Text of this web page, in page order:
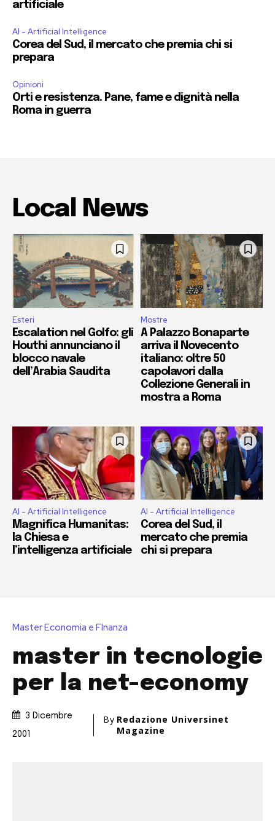
artificiale
AI - Artificial Intelligence
Corea del Sud, il mercato che premia chi si
prepara
Opinioni
Orti e resistenza. Pane, fame e dignità nella
Roma in guerra
Local News
Esteri
Escalation nel Golfo: gli
Houthi annunciano il
blocco navale
dell’Arabia Saudita
Mostre
A Palazzo Bonaparte
arriva il Novecento
italiano: oltre 50
capolavori dalla
Collezione Generali in
mostra a Roma
AI - Artificial Intelligence
Magnifica Humanitas:
la Chiesa e
l’intelligenza artificiale
AI - Artificial Intelligence
Corea del Sud, il
mercato che premia
chi si prepara